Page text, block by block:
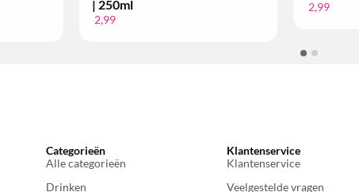
Categorieën
Alle categorieën
Drinken
Klantenservice
Klantenservice
Veelgestelde vragen